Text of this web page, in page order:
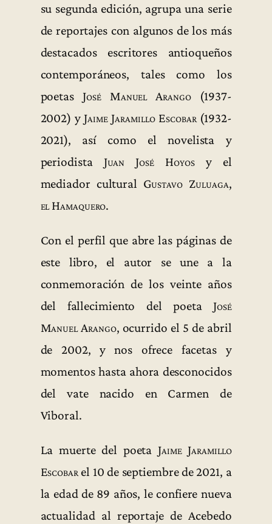
su segunda edición, agrupa una serie
de reportajes con algunos de los más
destacados escritores antioqueños
contemporáneos, tales como los
poetas José Manuel Arango(1937-
2002) y Jaime Jaramillo Escobar (1932-
2021), así como el novelista y
periodista Juan José Hoyosy el
mediador cultural Gustavo Zuluaga,
el Hamaquero.
Con el perfil que abre las páginas de
este libro, el autor se une a la
conmemoración de los veinte años
del fallecimiento del poeta José
Manuel Arango, ocurrido el 5 de abril
de 2002, y nos ofrece facetas y
momentos hasta ahora desconocidos
del vate nacido en Carmen de
Viboral.
La muerte del poeta Jaime Jaramillo
Escobarel 10 de septiembre de 2021, a
la edad de 89 años, le confiere nueva
actualidad al reportaje de Acebedo